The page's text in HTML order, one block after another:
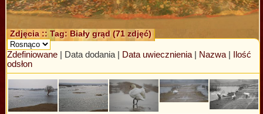
Zdjęcia :: Tag: Biały grąd (71 zdjęć)
Zdefiniowane| Data dodania | Data uwiecznienia| Nazwa|
Ilość
odsłon